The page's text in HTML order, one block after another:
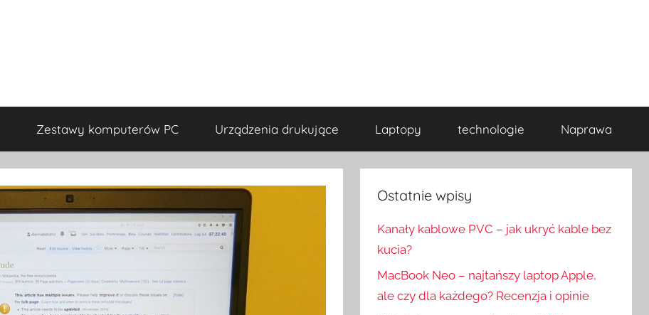
Zestawy komputerów PC Urządzenia drukujące Laptopy technologie Naprawa
Ostatnie wpisy
Kanały kablowe PVC – jak ukryć kable bez
kucia?
MacBook Neo – najtańszy laptop Apple,
ale czy dla każdego? Recenzja i opinie